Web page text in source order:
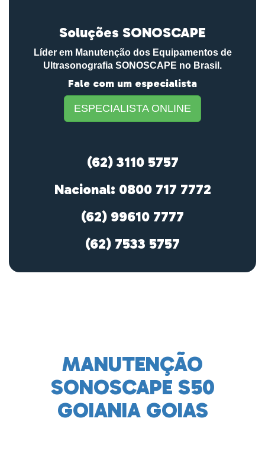
Soluções SONOSCAPE
Líder em Manutenção dos Equipamentos de
Ultrasonografia SONOSCAPE no Brasil.
Fale com um especialista
ESPECIALISTA ONLINE
(62) 3110 5757
Nacional: 0800 717 7772
(62) 99610 7777
(62) 7533 5757
MANUTENÇÃO
SONOSCAPE S50
GOIANIA GOIAS